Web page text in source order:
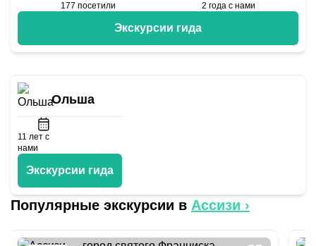
177 посетили 2 года с нами
Экскурсии гида
Ольша
11 лет с
нами
Экскурсии гида
Популярные экскурсии в Ассизи ›